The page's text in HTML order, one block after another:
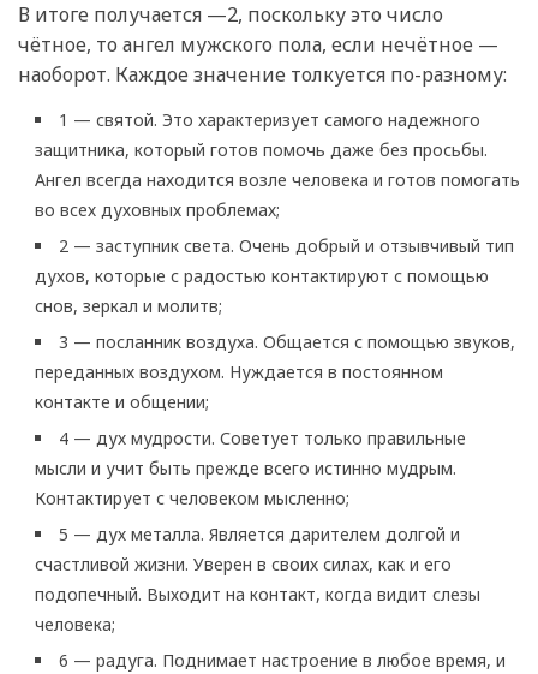
В итоге получается —2, поскольку это число
чётное, то ангел мужского пола, если нечётное —
наоборот. Каждое значение толкуется по-разному:
1 — святой. Это характеризует самого надежного
защитника, который готов помочь даже без просьбы.
Ангел всегда находится возле человека и готов помогать
во всех духовных проблемах;
2 — заступник света. Очень добрый и отзывчивый тип
духов, которые с радостью контактируют с помощью
снов, зеркал и молитв;
3 — посланник воздуха. Общается с помощью звуков,
переданных воздухом. Нуждается в постоянном
контакте и общении;
4 — дух мудрости. Советует только правильные
мысли и учит быть прежде всего истинно мудрым.
Контактирует с человеком мысленно;
5 — дух металла. Является дарителем долгой и
счастливой жизни. Уверен в своих силах, как и его
подопечный. Выходит на контакт, когда видит слезы
человека;
6 — радуга. Поднимает настроение в любое время, и